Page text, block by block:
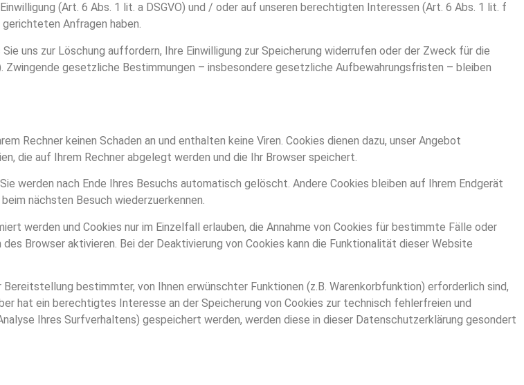
(Art. 6 Abs. 1 lit. a DSGVO) und / oder auf unseren berechtigten Interessen (Art. 6 Abs. 1 lit. f
Anfragen haben.
uns zur Löschung auffordern, Ihre Einwilligung zur Speicherung widerrufen oder der Zweck für die
gesetzliche Bestimmungen – insbesondere gesetzliche Aufbewahrungsfristen – bleiben
Rechner keinen Schaden an und enthalten keine Viren. Cookies dienen dazu, unser Angebot
die auf Ihrem Rechner abgelegt werden und die Ihr Browser speichert.
werden nach Ende Ihres Besuchs automatisch gelöscht. Andere Cookies bleiben auf Ihrem Endgerät
nächsten Besuch wiederzuerkennen.
werden und Cookies nur im Einzelfall erlauben, die Annahme von Cookies für bestimmte Fälle oder
Browser aktivieren. Bei der Deaktivierung von Cookies kann die Funktionalität dieser Website
bestimmter, von Ihnen erwünschter Funktionen (z.B. Warenkorbfunktion) erforderlich sind,
hat ein berechtigtes Interesse an der Speicherung von Cookies zur technisch fehlerfreien und
Ihres Surfverhaltens) gespeichert werden, werden diese in dieser Datenschutzerklärung gesondert